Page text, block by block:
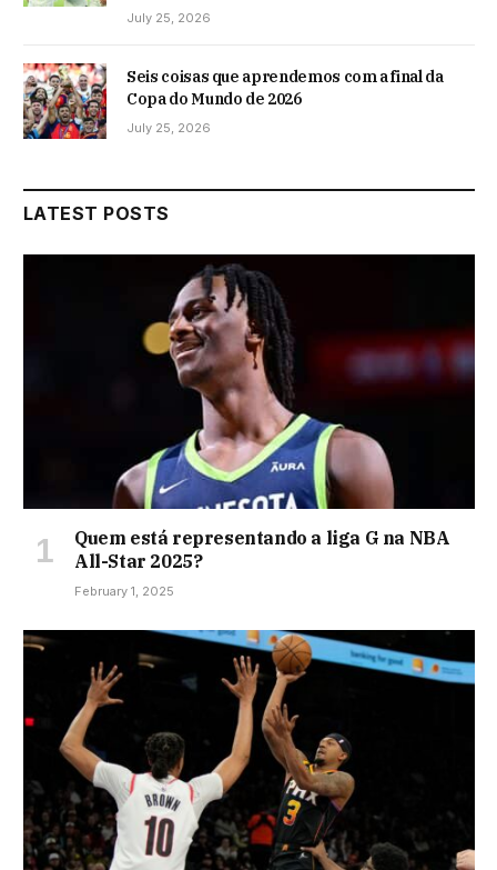
July 25, 2026
Seis coisas que aprendemos com a final da
Copa do Mundo de 2026
July 25, 2026
LATEST POSTS
Quem está representando a liga G na NBA
All-Star 2025?
February 1, 2025